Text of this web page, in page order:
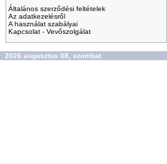
Általános szerződési feltételek
Az adatkezelésről
A használat szabályai
Kapcsolat - Vevőszolgálat
2026 augusztus 08, szombat